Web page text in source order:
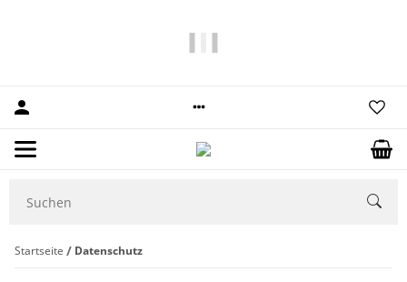
Startseite Datenschutz